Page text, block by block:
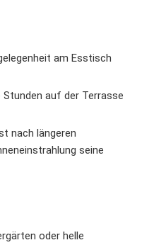
am Esstisch
auf der Terrasse
nach längeren
seine
oder helle